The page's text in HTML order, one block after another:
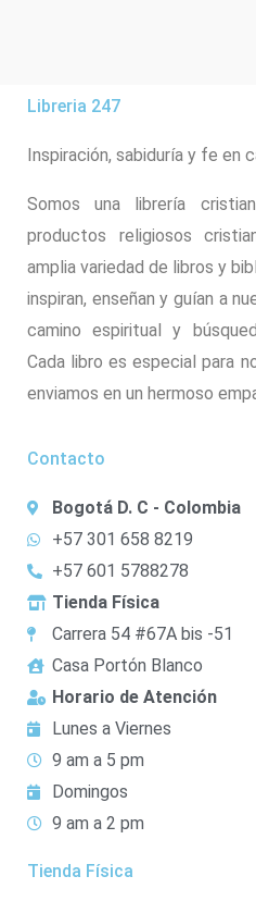
Libreria 247
Inspiración, sabiduría y fe en
Somos una librería
productos religiosos
amplia variedad de libros y
inspiran, enseñan y guían a
camino espiritual y
Cada libro es especial para
enviamos en un hermoso
Contacto
Bogotá D. C - Colombia
+57 301 658 8219
+57 601 5788278
Tienda Física
Carrera 54 #67A bis -51
Casa Portón Blanco
Horario de Atención
Lunes a Viernes
9 am a 5 pm
Domingos
9 am a 2 pm
Tienda Física